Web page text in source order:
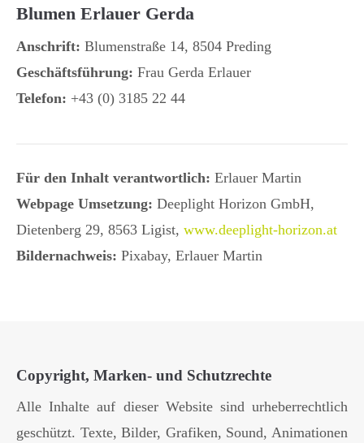
Blumen Erlauer Gerda
Anschrift: Blumenstraße 14, 8504 Preding
Geschäftsführung: Frau Gerda Erlauer
Telefon: +43 (0) 3185 22 44
Für den Inhalt verantwortlich: Erlauer Martin
Webpage Umsetzung: Deeplight Horizon GmbH,
Dietenberg 29, 8563 Ligist, www.deeplight-horizon.at
Bildernachweis: Pixabay, Erlauer Martin
Copyright, Marken- und Schutzrechte
Alle Inhalte auf dieser Website sind urheberrechtlich
geschützt. Texte, Bilder, Grafiken, Sound, Animationen